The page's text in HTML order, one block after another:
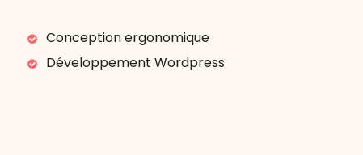
Conception ergonomique
Développement Wordpress